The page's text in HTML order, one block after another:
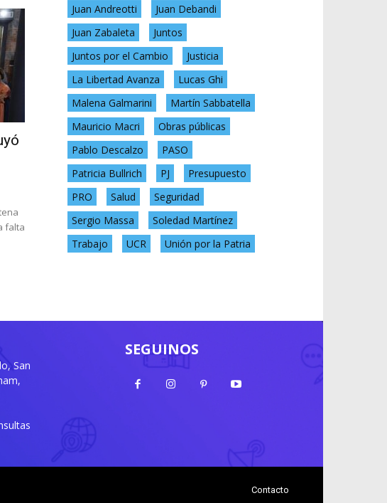
falta
Juan Andreotti
Juan Debandi
Juan Zabaleta
Juntos
Juntos por el Cambio
Justicia
La Libertad Avanza
Lucas Ghi
Malena Galmarini
Martín Sabbatella
Mauricio Macri
Obras públicas
Pablo Descalzo
PASO
Patricia Bullrich
PJ
Presupuesto
PRO
Salud
Seguridad
Sergio Massa
Soledad Martínez
Trabajo
UCR Unión por la Patria
San
SEGUINOS
Contacto